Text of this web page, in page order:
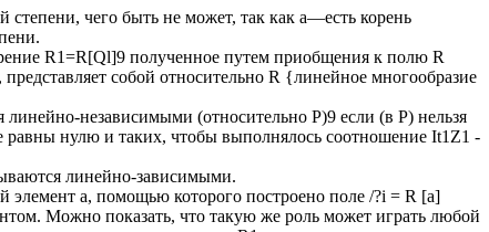
чего быть не может, так как а—есть корень
R1=R[Ql]9 полученное путем приобщения к полю R
представляет собой относительно R {линейное многообразие
линейно-независимыми (относительно P)9 если (в P) нельзя
равны нулю и таких, чтобы выполнялось соотношение It1Z1 -
линейно-зависимыми.
элемент а, помощью которого построено поле /?і = R [а]
Можно показать, что такую же роль может играть любой